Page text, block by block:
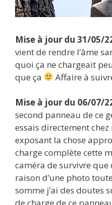
Mise à jour du 31/05/
vient de rendre l’âme
quoi ça ne chargeait
que ça
Affaire à
Mise à jour du 06/07/
second panneau de ce
essais directement
exposant la chose
charge complète cette
caméra de survivre
raison d’une photo
somme j’ai des doutes